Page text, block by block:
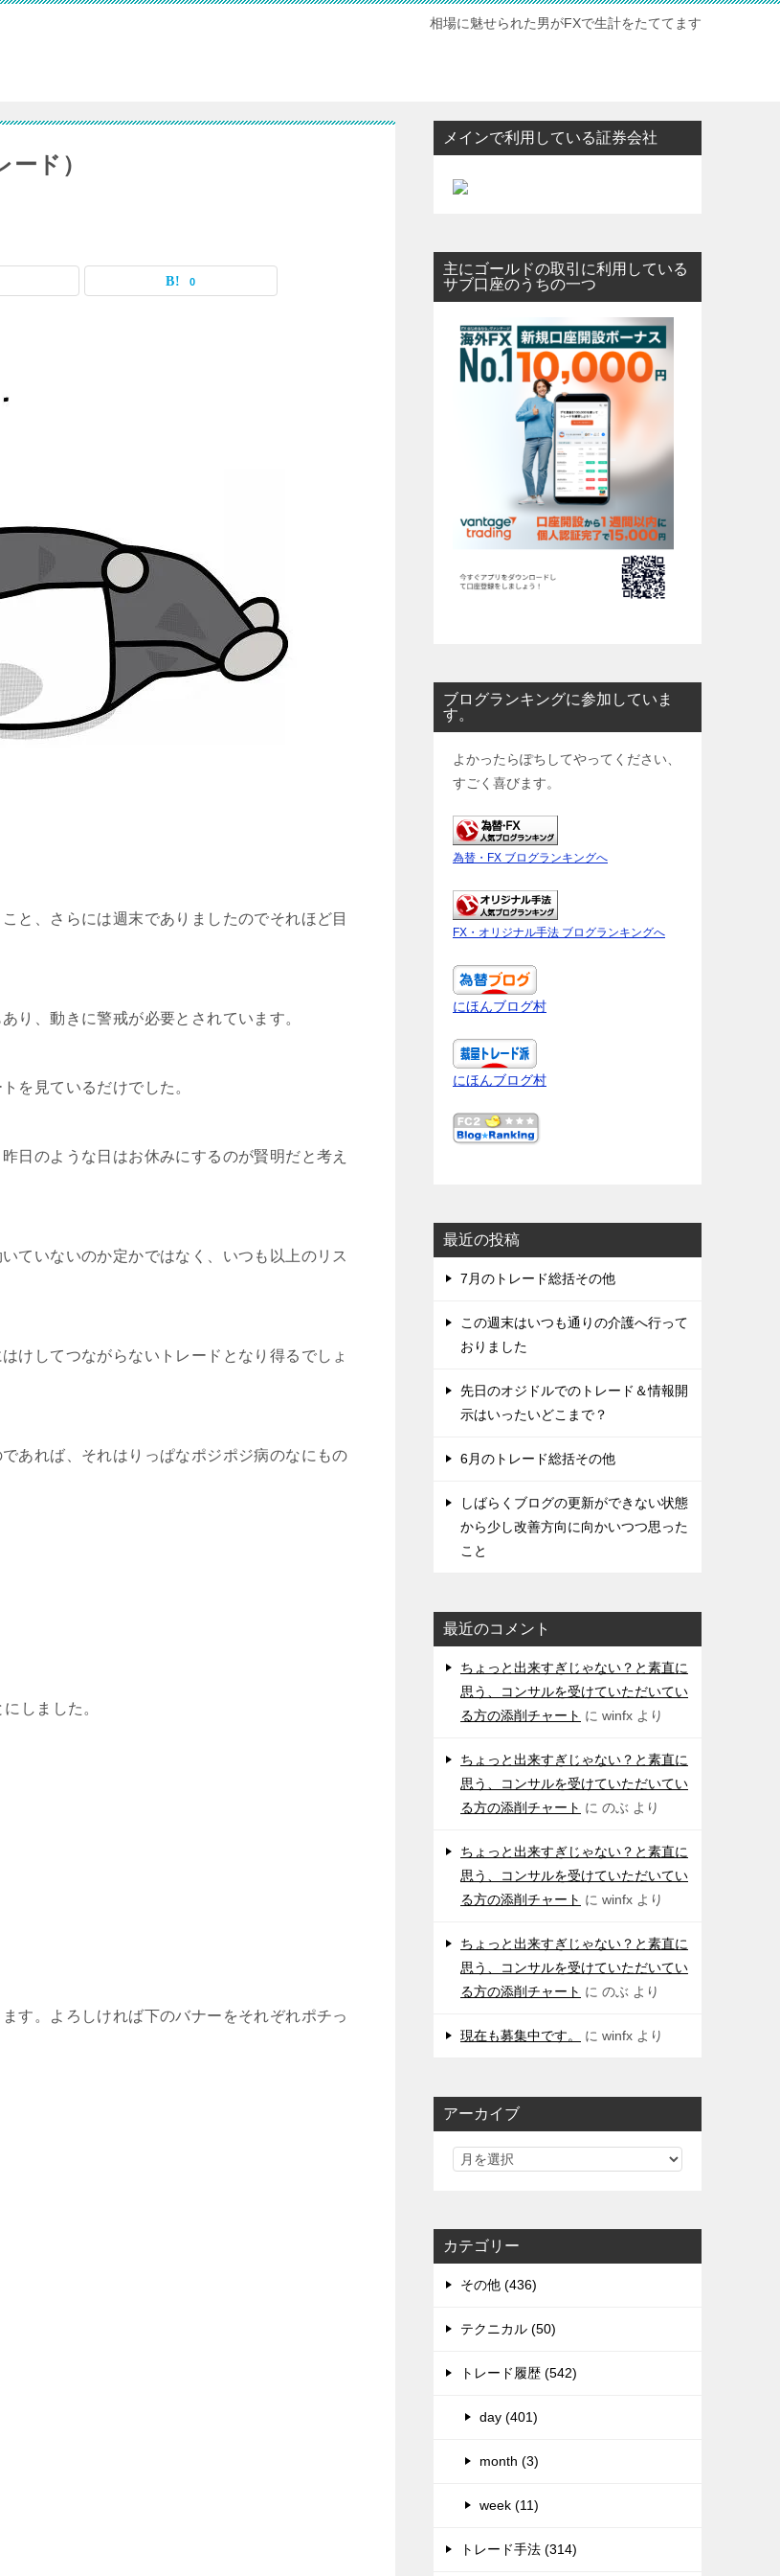
相場に魅せられた男がFXで生計をたててます
ド）
0
と、さらには週末でありましたのでそれほど目
り、動きに警戒が必要とされています。
を見ているだけでした。
日のような日はお休みにするのが賢明だと考え
ていないのか定かではなく、いつも以上のリス
けしてつながらないトレードとなり得るでしょ
あれば、それはりっぱなポジポジ病のなにもの
しました。
す。よろしければ下のバナーをそれぞれポチっ
メインで利用している証券会社
主にゴールドの取引に利用している
サブ口座のうちの一つ
ブログランキングに参加していま
す。
よかったらぽちしてやってください、
すごく喜びます。
為替・FX ブログランキングへ
FX・オリジナル手法 ブログランキングへ
にほんブログ村
にほんブログ村
最近の投稿
7月のトレード総括その他
この週末はいつも通りの介護へ行って
おりました
先日のオジドルでのトレード＆情報開
示はいったいどこまで？
6月のトレード総括その他
しばらくブログの更新ができない状態
から少し改善方向に向かいつつ思った
こと
最近のコメント
ちょっと出来すぎじゃない？と素直に
思う、コンサルを受けていただいてい
る方の添削チャート に winfx より
ちょっと出来すぎじゃない？と素直に
思う、コンサルを受けていただいてい
る方の添削チャート に のぶ より
ちょっと出来すぎじゃない？と素直に
思う、コンサルを受けていただいてい
る方の添削チャート に winfx より
ちょっと出来すぎじゃない？と素直に
思う、コンサルを受けていただいてい
る方の添削チャート に のぶ より
現在も募集中です。 に winfx より
アーカイブ
カテゴリー
その他 (436)
テクニカル (50)
トレード履歴 (542)
day (401)
month (3)
week (11)
トレード手法 (314)